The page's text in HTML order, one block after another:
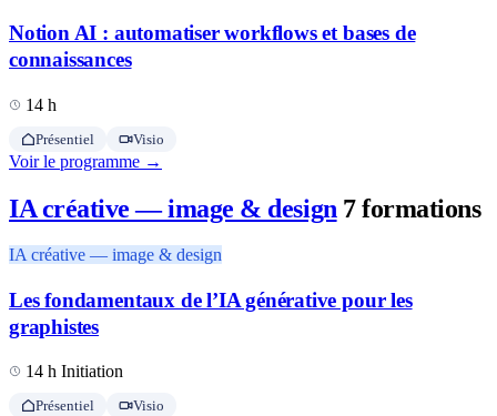
Notion AI : automatiser workflows et bases de
connaissances
14 h
Présentiel Visio
Voir le programme →
IA créative — image & design 7 formations
IA créative — image & design
Les fondamentaux de l’IA générative pour les
graphistes
14 h Initiation
Présentiel Visio